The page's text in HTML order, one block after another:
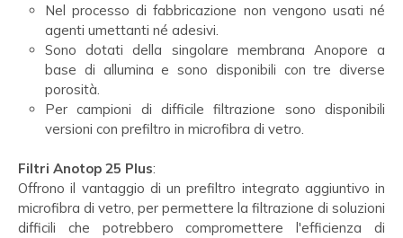
Nel processo di fabbricazione non vengono usati né
agenti umettanti né adesivi.
Sono dotati della singolare membrana Anopore a
base di allumina e sono disponibili con tre diverse
porosità.
Per campioni di difficile filtrazione sono disponibili
versioni con prefiltro in microfibra di vetro.
Filtri Anotop 25 Plus:
Offrono il vantaggio di un prefiltro integrato aggiuntivo in
microfibra di vetro, per permettere la filtrazione di soluzioni
difficili che potrebbero compromettere l'efficienza di